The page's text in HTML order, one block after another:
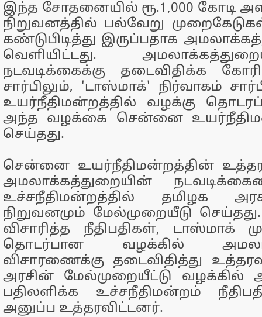
இந்த சோதனையில் ரூ.1,000 கோடி
நிறுவனத்தில் பல்வேறு
கண்டுபிடித்து இருப்பதாக
வெளியிட்டது.
நடவடிக்கைக்கு தடைவிதிக்க
சார்பிலும், 'டாஸ்மாக்' நிர்வாகம்
உயர்நீதிமன்றத்தில் வழக்கு
அந்த வழக்கை சென்னை
செய்தது.
சென்னை உயர்நீதிமன்றத்தின்
அமலாக்கத்துறையின்
உச்சநீதிமன்றத்தில் தமிழக
நிறுவனமும் மேல்முறையீடு
விசாரித்த நீதிபதிகள், டாஸ்மாக்
தொடர்பான வழக்கில்
விசாரணைக்கு தடைவிதித்து
அரசின் மேல்முறையீட்டு வழக்கில்
பதிலளிக்க உச்சநீதிமன்றம்
அனுப்ப உத்தரவிட்டனர்.